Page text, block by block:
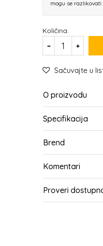
mogu se
Količina:
Sačuvajte u
O proizvodu
Specifikacija
Brend
Komentari
Proveri